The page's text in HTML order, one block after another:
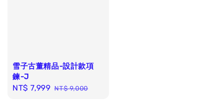
雪子古董精品-設計款項
鍊-J
Sale
NT$ 7,999 Regular
NT$ 9,000